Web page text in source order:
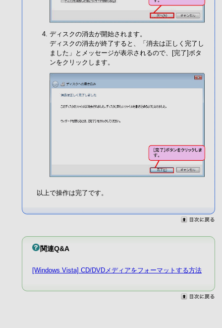
ディスクの消去が開始されます。
ディスクの消去が終了すると、「消去は正しく完了し
ました」とメッセージが表示されるので、[完了]ボタ
ンをクリックします。
以上で操作は完了です。
関連Q&A
[Windows Vista] CD/DVDメディアをフォーマットする方法